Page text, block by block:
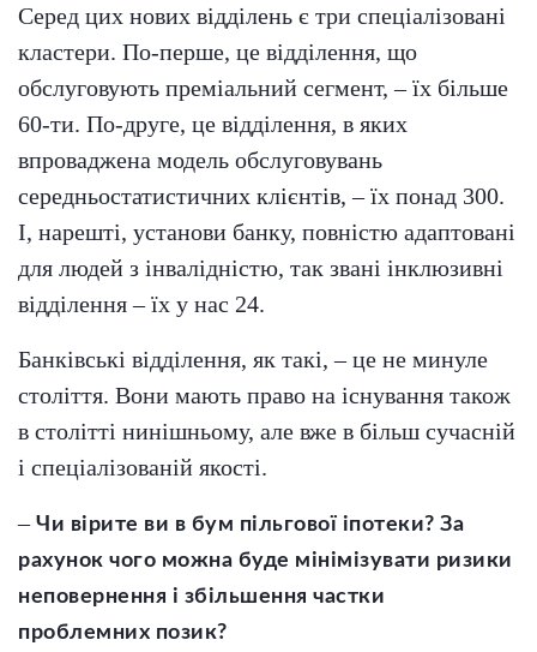
Серед цих нових відділень є три спеціалізовані
кластери. По-перше, це відділення, що
обслуговують преміальний сегмент, – їх більше
60-ти. По-друге, це відділення, в яких
впроваджена модель обслуговувань
середньостатистичних клієнтів, – їх понад 300.
І, нарешті, установи банку, повністю адаптовані
для людей з інвалідністю, так звані інклюзивні
відділення – їх у нас 24.
Банківські відділення, як такі, – це не минуле
століття. Вони мають право на існування також
в столітті нинішньому, але вже в більш сучасній
і спеціалізованій якості.
– Чи вірите ви в бум пільгової іпотеки? За
рахунок чого можна буде мінімізувати ризики
неповернення і збільшення частки
проблемних позик?